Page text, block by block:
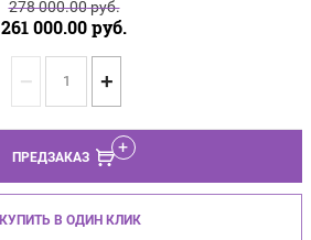
278 000.00руб.
261 000.00руб.
− +
ПРЕДЗАКАЗ
КУПИТЬ В ОДИН КЛИК